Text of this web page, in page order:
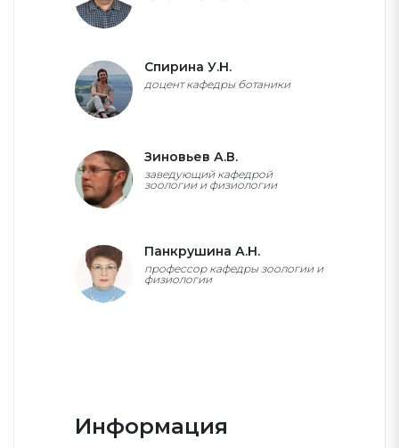
Спирина У.Н.
доцент кафедры ботаники
Зиновьев А.В.
заведующий кафедрой
зоологии и физиологии
Панкрушина А.Н.
профессор кафедры зоологии и
физиологии
Информация